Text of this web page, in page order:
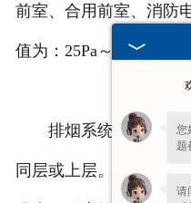
前室、合用前室、消防
值为：25Pa～30Pa。
排烟系统宜单独设置
同层或上层。在说明书
您
题
请